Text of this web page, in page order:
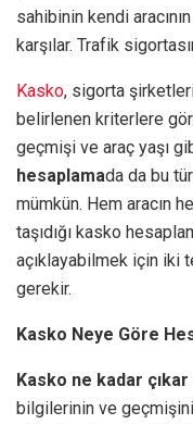
sahibinin kendi
karşılar. Trafik
Kasko, sigorta
belirlenen kriterlere
geçmişi ve araç yaşı
hesaplamada da bu
mümkün. Hem aracın
taşıdığı kasko
açıklayabilmek için iki
gerekir.
Kasko Neye Göre
Kasko ne kadar çıkar
bilgilerinin ve